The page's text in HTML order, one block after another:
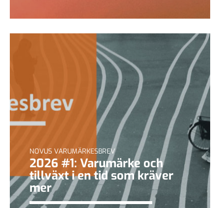
NOVUS VARUMÄRKESBREV
2026 #1: Varumärke och
tillväxt i en tid som kräver
mer